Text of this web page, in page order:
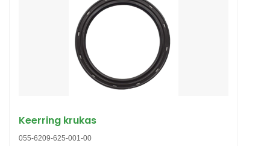
Keerring krukas
055-6209-625-001-00